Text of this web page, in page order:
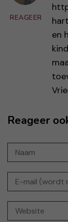
REAGEER
en
Reageer